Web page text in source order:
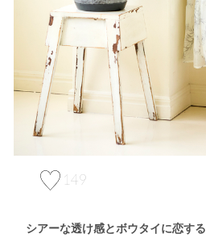
149
シアーな透け感とボウタイに恋する